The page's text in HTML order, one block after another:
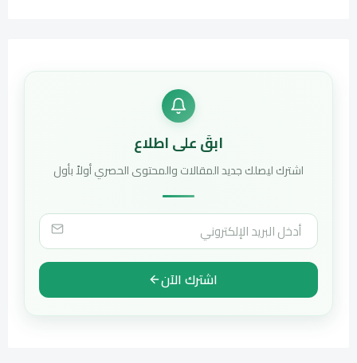
ابقَ على اطلاع
اشترك ليصلك جديد المقالات والمحتوى الحصري أولاً بأول
اشترك الآن